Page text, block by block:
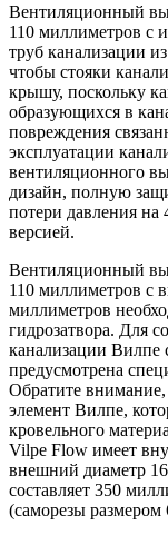
Вентиляционный
110 миллиметров с
труб канализации
чтобы стояки
крышу, поскольку
образующихся в
повреждения
эксплуатации
вентиляционного
дизайн, полную
потери давления
версией.
Вентиляционный
110 миллиметров с
миллиметров
гидрозатвора. Для
канализации Вилпе
предусмотрена
Обратите
элемент Вилпе,
кровельного
Vilpe Flow имеет
внешний диаметр
составляет 350
(саморезы размером